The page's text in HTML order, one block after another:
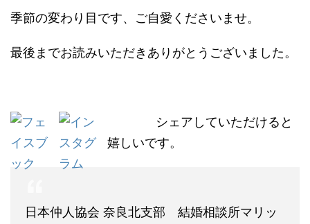
季節の変わり目です、ご自愛くださいませ。
最後までお読みいただきありがとうございました。
シェアしていただけると
嬉しいです。
日本仲人協会 奈良北支部 結婚相談所マリッ